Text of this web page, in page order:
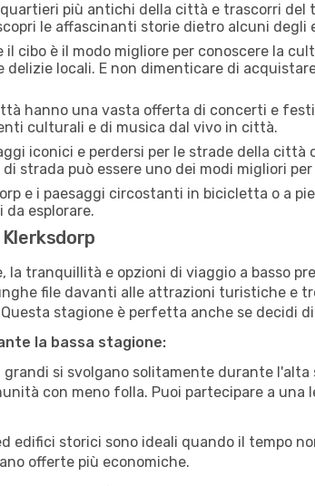
più antichi della città e trascorri del
le affascinanti storie dietro alcuni
il cibo è il modo migliore per conoscere la
locali. E non dimenticare di
hanno una vasta offerta di concerti e
culturali e di musica dal vivo in città.
iconici e perdersi per le strade della
strada può essere uno dei modi migliori
e i paesaggi circostanti in bicicletta o a
esplorare.
la tranquillità e opzioni di viaggio a basso
file davanti alle attrazioni turistiche e
stagione è perfetta anche se decidi
la bassa stagione:
si svolgano solitamente durante
con meno folla. Puoi partecipare a
edifici storici sono ideali quando il tempo
offerte più economiche.